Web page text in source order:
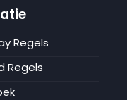
Regels
Regels